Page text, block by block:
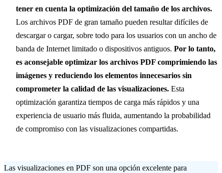
tener en cuenta la optimización del tamaño de los archivos.
Los archivos PDF de gran tamaño pueden resultar difíciles de
descargar o cargar, sobre todo para los usuarios con un ancho de
banda de Internet limitado o dispositivos antiguos. Por lo tanto,
es aconsejable optimizar los archivos PDF comprimiendo las
imágenes y reduciendo los elementos innecesarios sin
comprometer la calidad de las visualizaciones. Esta
optimización garantiza tiempos de carga más rápidos y una
experiencia de usuario más fluida, aumentando la probabilidad
de compromiso con las visualizaciones compartidas.
Las visualizaciones en PDF son una opción excelente para